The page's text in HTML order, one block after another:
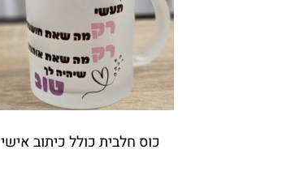
כוס חלבית כולל כיתוב אישי